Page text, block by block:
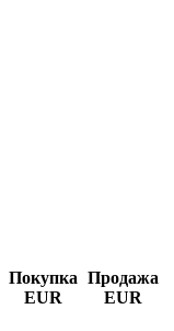
Покупка
EUR
Продажа
EUR